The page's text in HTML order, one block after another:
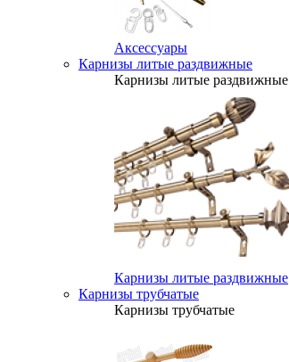
Аксессуары
Карнизы литые раздвижные
Карнизы литые раздвижные
Карнизы литые раздвижные
Карнизы трубчатые
Карнизы трубчатые